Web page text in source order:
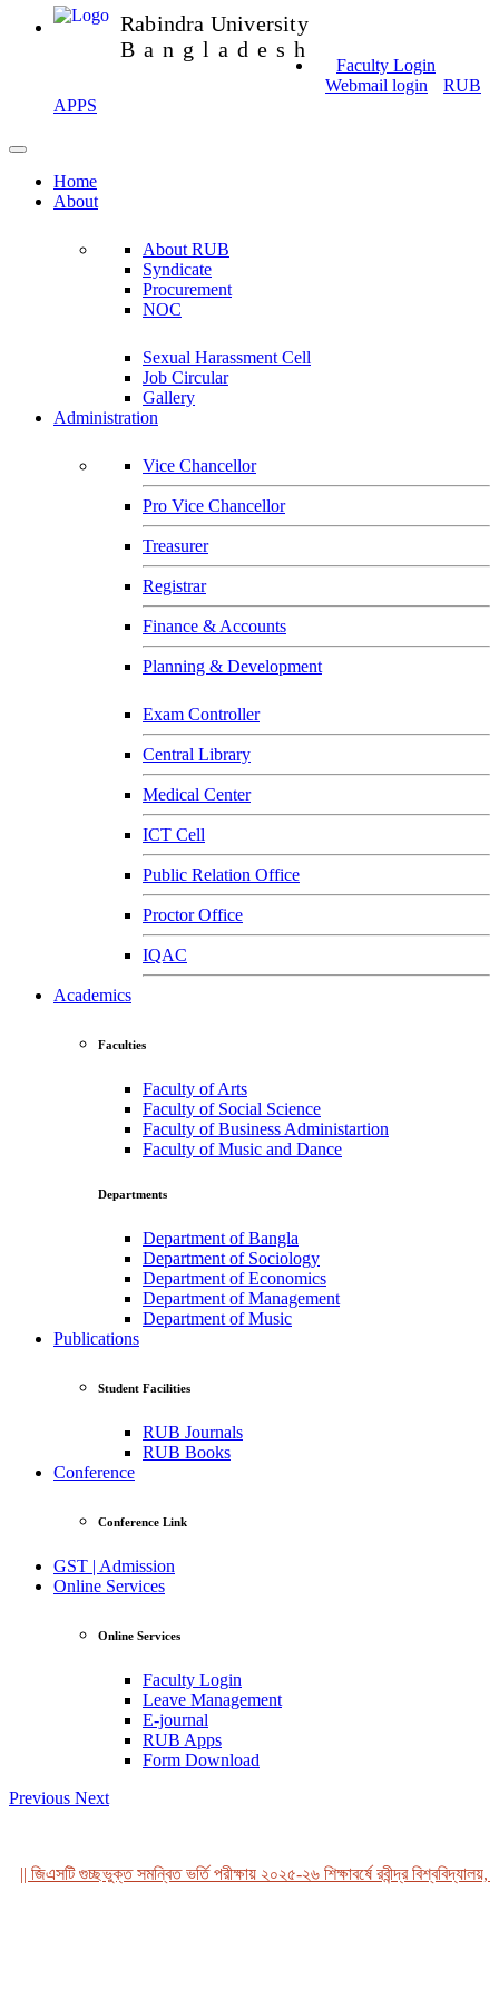
Rabindra University
Bangladesh
Faculty Login
Webmail login
RUB
APPS
Home
About
About RUB
Syndicate
Procurement
NOC
Sexual Harassment Cell
Job Circular
Gallery
Administration
Vice Chancellor
Pro Vice Chancellor
Treasurer
Registrar
Finance & Accounts
Planning & Development
Exam Controller
Central Library
Medical Center
ICT Cell
Public Relation Office
Proctor Office
IQAC
Academics
Faculties
Faculty of Arts
Faculty of Social Science
Faculty of Business Administartion
Faculty of Music and Dance
Departments
Department of Bangla
Department of Sociology
Department of Economics
Department of Management
Department of Music
Publications
Student Facilities
RUB Journals
RUB Books
Conference
Conference Link
GST | Admission
Online Services
Online Services
Faculty Login
Leave Management
E-journal
RUB Apps
Form Download
Previous Next
|| জিএসটি গুচ্ছভুক্ত সমন্বিত ভর্তি পরীক্ষায় ২০২৫-২৬ শিক্ষাবর্ষে রবীন্দ্র বিশ্ববিদ্যালয়,